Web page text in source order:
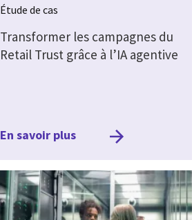
Étude de cas
Transformer les campagnes du
Retail Trust grâce à l’IA agentive
En savoir plus